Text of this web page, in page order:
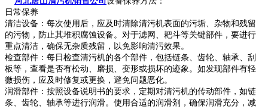
日常保养
清洁设备：每次使用后，应及时清除清污机表面的污垢、杂物和残留
的污物，防止其堆积腐蚀设备。对于滤网、耙斗等关键部件，要进行
重点清洁，确保无杂质残留，以免影响清污效果。
检查部件：每日检查清污机的各个部件，包括链条、齿轮、轴承、刮
板等，查看是否有松动、磨损、变形或损坏的迹象。如发现部件有轻
微损伤，应及时修复或更换，避免问题恶化。
润滑部件：按照设备说明书的要求，定期对清污机的传动部件，如链
条、齿轮、轴承等进行润滑。使用合适的润滑剂，确保润滑充分，减